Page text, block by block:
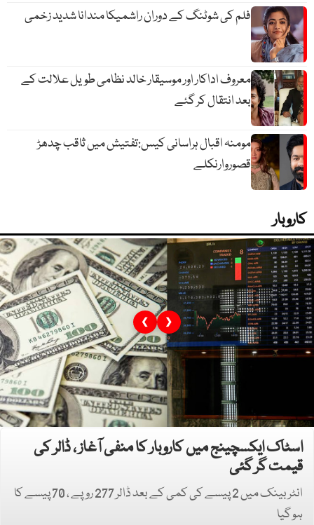
فلم کی شوٹنگ کے دوران راشمیکا مندانا شدید زخمی
معروف اداکار اور موسیقار خالد نظامی طویل علالت کے
بعد انتقال کر گئے
مومنہ اقبال ہراسانی کیس:تفتیش میں ثاقب چدھڑ
قصوروارنکلے
کاروبار
اسٹاک ایکسچینج میں کاروبار کا منفی آغاز ، ڈالر کی
قیمت گر گئی
انٹر بینک میں 2 پیسے کی کمی کے بعد ڈالر 277 روپے ، 70 پیسے کا
ہو گیا
❮ ❯